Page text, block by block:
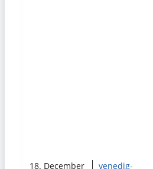
18. December venedig-